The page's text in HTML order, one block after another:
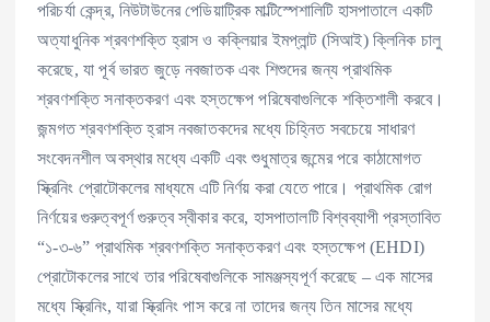
পরিচর্যা কেন্দ্র, নিউটাউনের পেডিয়াট্রিক মাল্টিস্পেশালিটি হাসপাতালে একটি
অত্যাধুনিক শ্রবণশক্তি হ্রাস ও কক্লিয়ার ইমপ্লান্ট (সিআই) ক্লিনিক চালু
করেছে, যা পূর্ব ভারত জুড়ে নবজাতক এবং শিশুদের জন্য প্রাথমিক
শ্রবণশক্তি সনাক্তকরণ এবং হস্তক্ষেপ পরিষেবাগুলিকে শক্তিশালী করবে।
জন্মগত শ্রবণশক্তি হ্রাস নবজাতকদের মধ্যে চিহ্নিত সবচেয়ে সাধারণ
সংবেদনশীল অবস্থার মধ্যে একটি এবং শুধুমাত্র জন্মের পরে কাঠামোগত
স্ক্রিনিং প্রোটোকলের মাধ্যমে এটি নির্ণয় করা যেতে পারে। প্রাথমিক রোগ
নির্ণয়ের গুরুত্বপূর্ণ গুরুত্ব স্বীকার করে, হাসপাতালটি বিশ্বব্যাপী প্রস্তাবিত
“১-৩-৬” প্রাথমিক শ্রবণশক্তি সনাক্তকরণ এবং হস্তক্ষেপ (EHDI)
প্রোটোকলের সাথে তার পরিষেবাগুলিকে সামঞ্জস্যপূর্ণ করেছে – এক মাসের
মধ্যে স্ক্রিনিং, যারা স্ক্রিনিং পাস করে না তাদের জন্য তিন মাসের মধ্যে